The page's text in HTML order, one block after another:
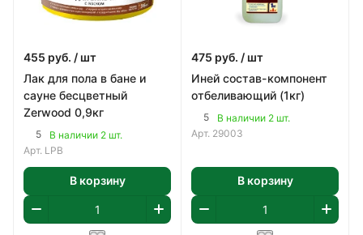
455 руб. / шт
Лак для пола в бане и
сауне бесцветный
Zerwood 0,9кг
5
В наличии 2 шт.
Арт. LPB
В корзину
475 руб. / шт
Иней состав-компонент
отбеливающий (1кг)
5
В наличии 2 шт.
Арт. 29003
В корзину